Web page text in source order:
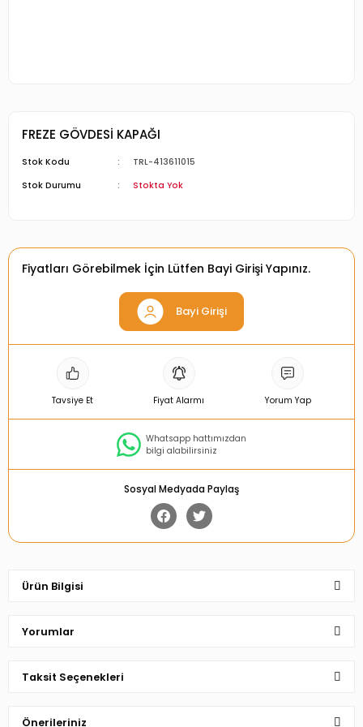
FREZE GÖVDESİ KAPAĞI
Stok Kodu
TRL-413611015
Stok Durumu
Stokta Yok
Fiyatları Görebilmek İçin Lütfen Bayi Girişi Yapınız.
Bayi Girişi
Tavsiye Et Fiyat Alarmı Yorum Yap
Whatsapp hattımızdan
bilgi alabilirsiniz
Sosyal Medyada Paylaş
Ürün Bilgisi
Yorumlar
Taksit Seçenekleri
Önerileriniz